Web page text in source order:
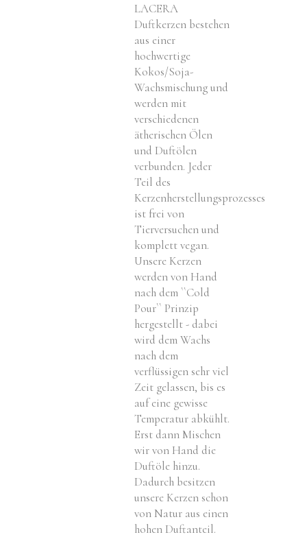
LACERA
Duftkerzen bestehen
aus einer
hochwertige
Kokos/Soja-
Wachsmischung und
werden mit
verschiedenen
ätherischen Ölen
und Duftölen
verbunden. Jeder
Teil des
Kerzenherstellungsprozesses
ist frei von
Tierversuchen und
komplett vegan.
Unsere Kerzen
werden von Hand
nach dem ``Cold
Pour`` Prinzip
hergestellt - dabei
wird dem Wachs
nach dem
verflüssigen sehr viel
Zeit gelassen, bis es
auf eine gewisse
Temperatur abkühlt.
Erst dann Mischen
wir von Hand die
Duftöle hinzu.
Dadurch besitzen
unsere Kerzen schon
von Natur aus einen
hohen Duftanteil.